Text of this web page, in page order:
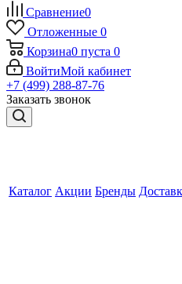
Сравнение0
Отложенные 0
Корзина0 пуста 0
ВойтиМой кабинет
+7 (499) 288-87-76
Заказать звонок
Каталог Акции Бренды